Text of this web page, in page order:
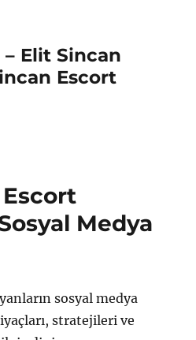
Elit Sincan
Escort
Escort
Medya
sosyal medya
stratejileri ve